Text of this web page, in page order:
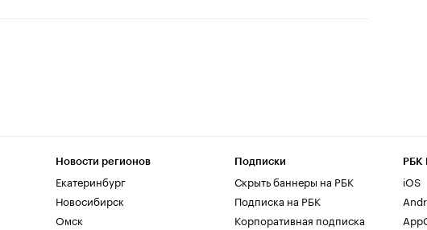
Новости регионов
Екатеринбург
Новосибирск
Омск
Подписки
Скрыть баннеры на РБК
Подписка на РБК
Корпоративная подписка
РБК
iOS